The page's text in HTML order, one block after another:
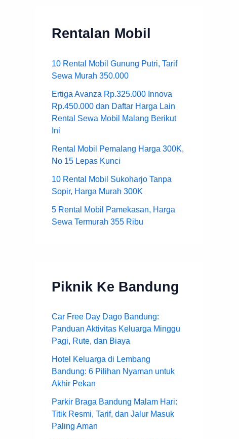
Rentalan Mobil
10 Rental Mobil Gunung Putri, Tarif
Sewa Murah 350.000
Ertiga Avanza Rp.325.000 Innova
Rp.450.000 dan Daftar Harga Lain
Rental Sewa Mobil Malang Berikut
Ini
Rental Mobil Pemalang Harga 300K,
No 15 Lepas Kunci
10 Rental Mobil Sukoharjo Tanpa
Sopir, Harga Murah 300K
5 Rental Mobil Pamekasan, Harga
Sewa Termurah 355 Ribu
Piknik Ke Bandung
Car Free Day Dago Bandung:
Panduan Aktivitas Keluarga Minggu
Pagi, Rute, dan Biaya
Hotel Keluarga di Lembang
Bandung: 6 Pilihan Nyaman untuk
Akhir Pekan
Parkir Braga Bandung Malam Hari:
Titik Resmi, Tarif, dan Jalur Masuk
Paling Aman